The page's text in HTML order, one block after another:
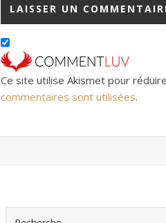
Ce site utilise Akismet pour
commentaires sont utilisées.